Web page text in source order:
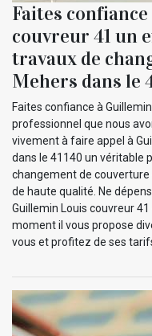
Faites
couvreur 41 un
travaux de
Mehers dans le
Faites confiance à
professionnel que nous
vivement à faire appel à
dans le 41140 un véritable
changement de
de haute qualité. Ne
Guillemin Louis couvreur
moment il vous propose
vous et profitez de ses